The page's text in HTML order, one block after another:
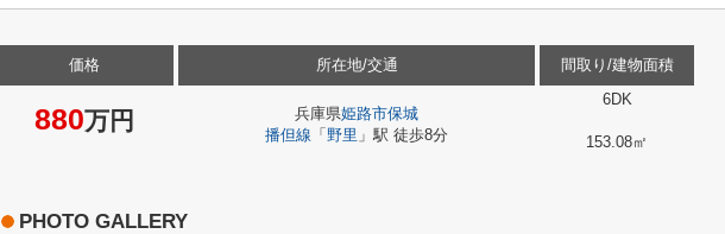
価格
880万円
所在地/交通
兵庫県姫路市保城
播但線 「 野里 」駅 徒歩8分
間取り/建物面積
6DK
153.08㎡
PHOTO GALLERY